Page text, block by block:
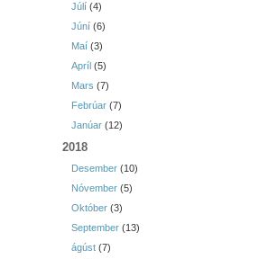
Júlí (4)
Júní (6)
Maí (3)
Apríl (5)
Mars (7)
Febrúar (7)
Janúar (12)
2018
Desember (10)
Nóvember (5)
Október (3)
September (13)
ágúst (7)